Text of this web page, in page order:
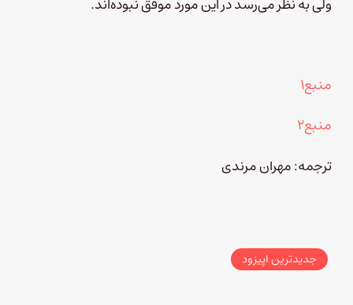
منبع۱
منبع۲
ترجمه: مهران مرندی
جدیدترین اپیزود